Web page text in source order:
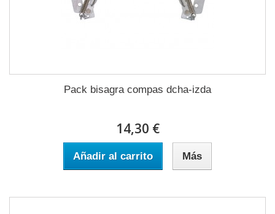
Pack bisagra compas dcha-izda
14,30 €
Añadir al carrito Más